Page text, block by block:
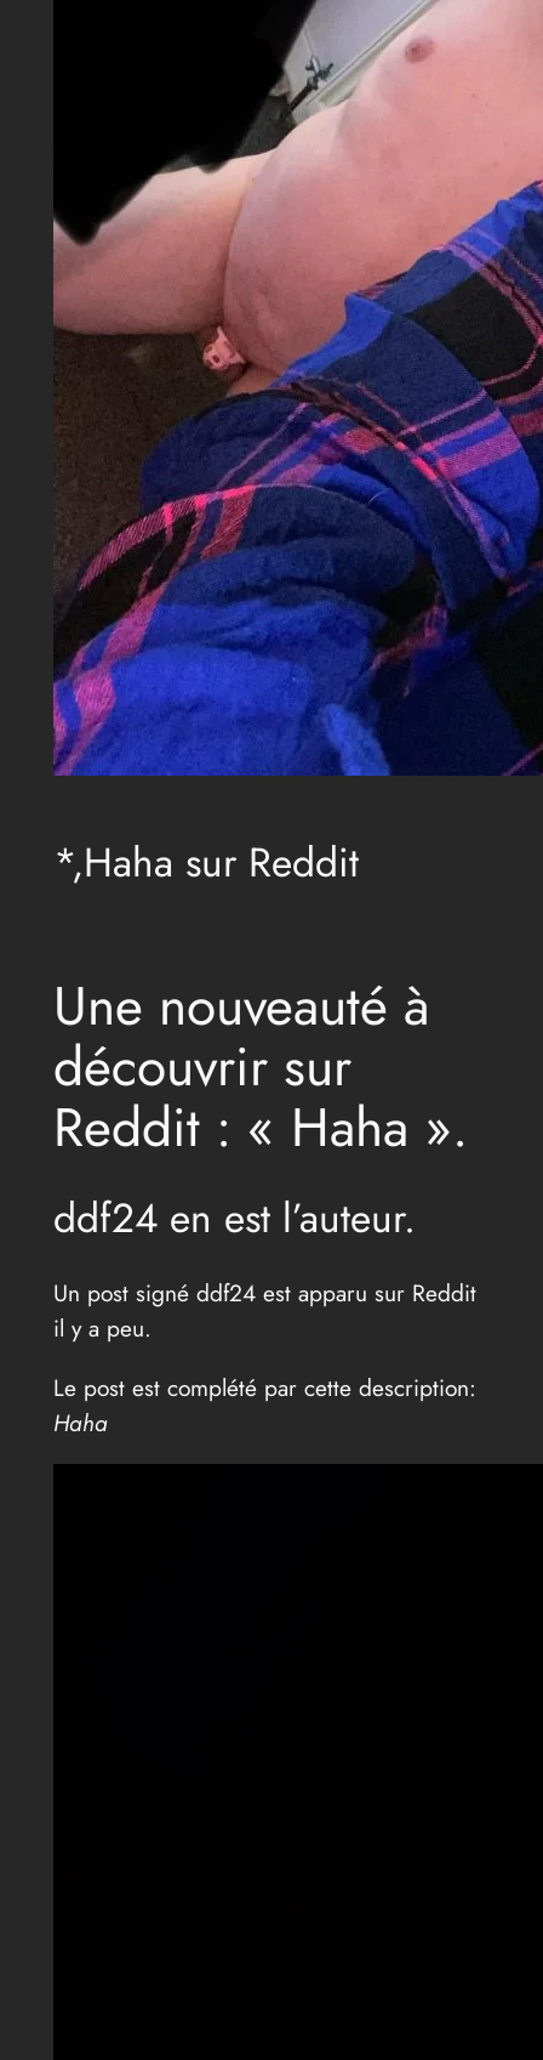
*,Haha sur Reddit
Une nouveauté à
découvrir sur
Reddit : « Haha ».
ddf24 en est l’auteur.
Un post signé ddf24 est apparu sur Reddit
il y a peu.
Le post est complété par cette description:
Haha